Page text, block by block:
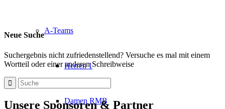
A-Teams
Herren 1
Damen RMB
Neue Suche
Suchergebnis nicht zufriedenstellend? Versuche es mal mit einem
Wortteil oder einer anderen Schreibweise
Unsere Sponsoren & Partner